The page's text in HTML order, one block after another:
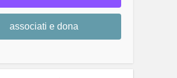
associati e dona